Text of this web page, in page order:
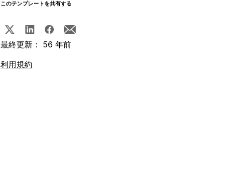
このテンプレートを共有する
最終更新： 56 年前
利用規約